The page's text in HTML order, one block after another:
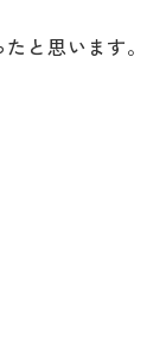
と思います。